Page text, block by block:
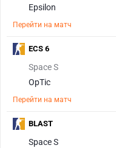
Epsilon
Перейти на матч
Space S
OpTic
Перейти на матч
ECS 6
Space S
BLAST